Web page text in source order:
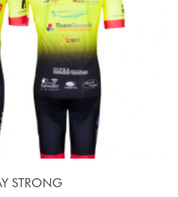
STRONG